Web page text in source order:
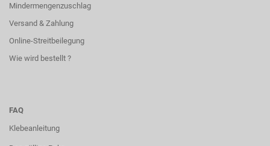
Mindermengenzuschlag
Versand & Zahlung
Online-Streitbeilegung
Wie wird bestellt ?
FAQ
Klebeanleitung